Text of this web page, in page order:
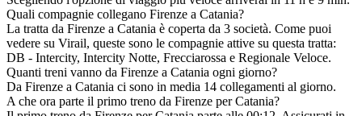
Quali compagnie collegano Firenze a Catania?
La tratta da Firenze a Catania è coperta da 3 società. Come puoi
vedere su Virail, queste sono le compagnie attive su questa tratta:
DB - Intercity, Intercity Notte, Frecciarossa e Regionale Veloce.
Quanti treni vanno da Firenze a Catania ogni giorno?
Da Firenze a Catania ci sono in media 14 collegamenti al giorno.
A che ora parte il primo treno da Firenze per Catania?